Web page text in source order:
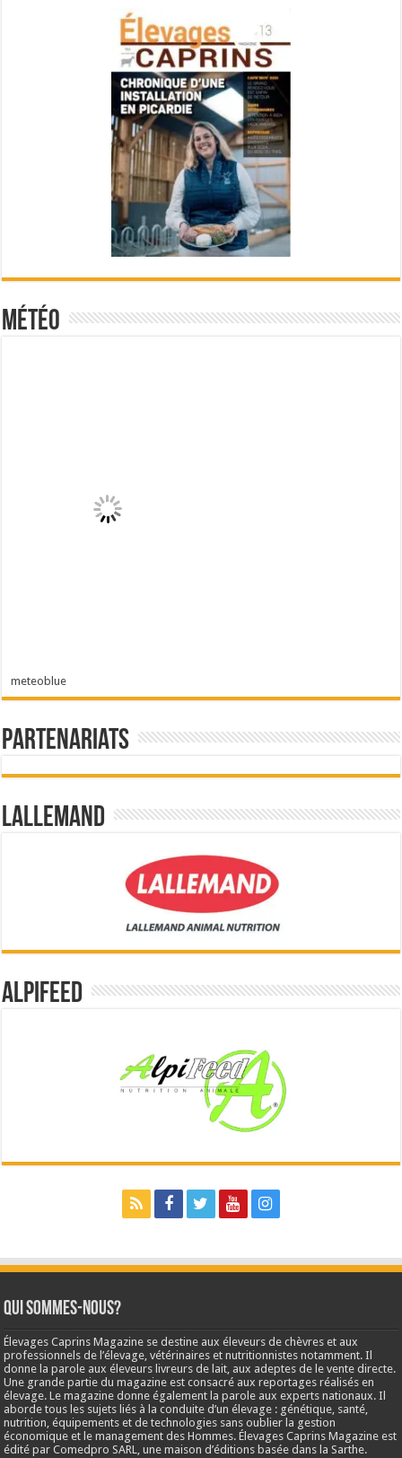
Météo
meteoblue
Partenariats
Lallemand
Alpifeed
Qui sommes-nous?
Élevages Caprins Magazine se destine aux éleveurs de chèvres et aux
professionnels de l’élevage, vétérinaires et nutritionnistes notamment. Il
donne la parole aux éleveurs livreurs de lait, aux adeptes de le vente directe.
Une grande partie du magazine est consacré aux reportages réalisés en
élevage. Le magazine donne également la parole aux experts nationaux. Il
aborde tous les sujets liés à la conduite d’un élevage : génétique, santé,
nutrition, équipements et de technologies sans oublier la gestion
économique et le management des Hommes. Élevages Caprins Magazine est
édité par Comedpro SARL, une maison d’éditions basée dans la Sarthe.